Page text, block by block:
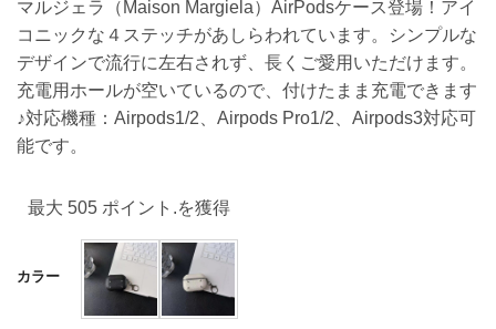
マルジェラ（Maison Margiela）AirPodsケース登場！アイ
コニックな４ステッチがあしらわれています。シンプルな
デザインで流行に左右されず、長くご愛用いただけます。
充電用ホールが空いているので、付けたまま充電できます
♪対応機種：Airpods1/2、Airpods Pro1/2、Airpods3対応可
能です。
最大 505 ポイント.を獲得
カラー